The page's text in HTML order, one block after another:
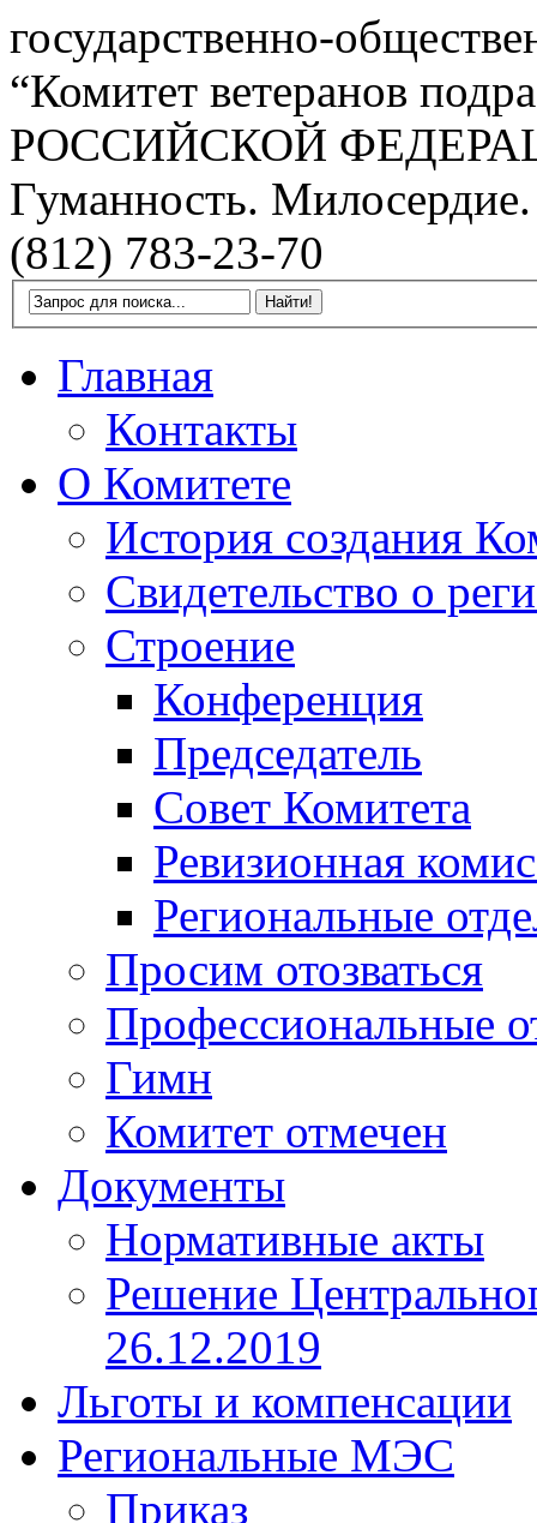
государственно-
“Комитет ветеранов
РОССИЙСКОЙ
Гуманность.
(812) 783-23-70
Главная
Контакты
О Комитете
История создания
Свидетельство о
Строение
Конференция
Председатель
Совет Комитета
Ревизионная
Региональные
Просим отозваться
Профессиональные
Гимн
Комитет отмечен
Документы
Нормативные акты
Решение
26.12.2019
Льготы и компенсации
Региональные МЭС
Приказ